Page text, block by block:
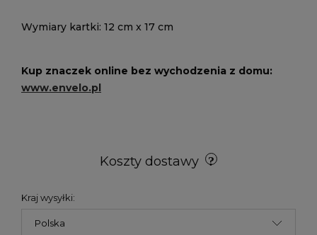
Wymiary kartki: 12 cm x 17 cm
Kup znaczek online bez wychodzenia z domu:
www.envelo.pl
Koszty dostawy
Kraj wysyłki: